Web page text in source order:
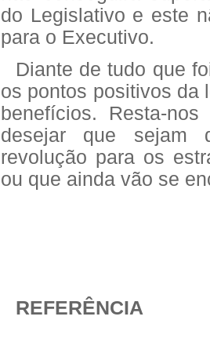
do Legislativo e este
para o Executivo.
Diante de tudo que
os pontos positivos da
benefícios. Resta-
desejar que sejam
revolução para os
ou que ainda vão se
REFERÊNCIA